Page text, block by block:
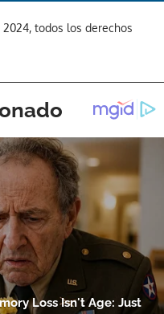
todos los derechos